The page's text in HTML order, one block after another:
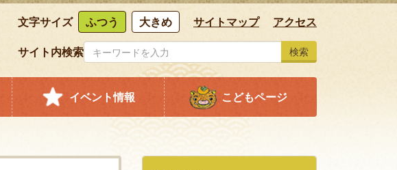
文字サイズ ふつう 大きめ サイトマップ アクセス
サイト内検索 検索
イベント情報 こどもページ